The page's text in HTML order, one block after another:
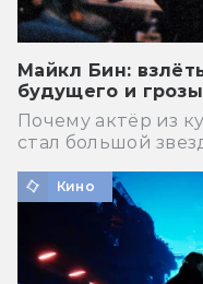
Майкл Бин:
будущего и
Почему актёр из
стал большой
Кино